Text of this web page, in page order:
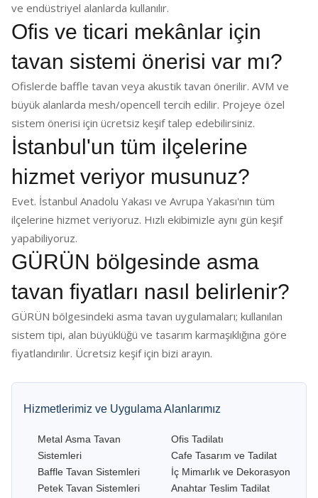
ve endüstriyel alanlarda kullanılır.
Ofis ve ticari mekânlar için
tavan sistemi önerisi var mı?
Ofislerde baffle tavan veya akustik tavan önerilir. AVM ve
büyük alanlarda mesh/opencell tercih edilir. Projeye özel
sistem önerisi için ücretsiz keşif talep edebilirsiniz.
İstanbul'un tüm ilçelerine
hizmet veriyor musunuz?
Evet. İstanbul Anadolu Yakası ve Avrupa Yakası'nın tüm
ilçelerine hizmet veriyoruz. Hızlı ekibimizle aynı gün keşif
yapabiliyoruz.
GÜRÜN bölgesinde asma
tavan fiyatları nasıl belirlenir?
GÜRÜN bölgesindeki asma tavan uygulamaları; kullanılan
sistem tipi, alan büyüklüğü ve tasarım karmaşıklığına göre
fiyatlandırılır. Ücretsiz keşif için bizi arayın.
Hizmetlerimiz ve Uygulama Alanlarımız
Metal Asma Tavan
Sistemleri
Baffle Tavan Sistemleri
Petek Tavan Sistemleri
Ofis Tadilatı
Cafe Tasarım ve Tadilat
İç Mimarlık ve Dekorasyon
Anahtar Teslim Tadilat